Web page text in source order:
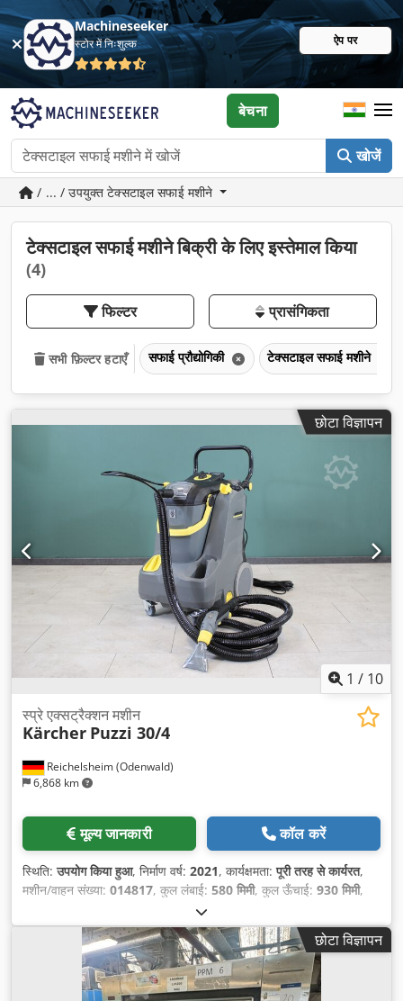
Machineseeker
स्टोर में निःशुल्क ऐप पर
खोजें
बेचना
/ ... / उपयुक्त टेक्सटाइल सफाई मशीने
टेक्सटाइल सफाई मशीने बिक्री के लिए इस्तेमाल किया
(4)
फिल्टर प्रासंगिकता
सभी फ़िल्टर हटाएँ सफाई प्रौद्योगिकी टेक्सटाइल सफाई मशीने
छोटा विज्ञापन
1 / 10
Reichelsheim (Odenwald)
6,868 km
स्प्रे एक्सट्रैक्शन मशीन
Kärcher Puzzi 30/4
मूल्य जानकारी कॉल करें
स्थिति:उपयोग किया हुआ, निर्माण वर्ष: 2021, कार्यक्षमता:पूरी तरह से कार्यरत,
मशीन/वाहन संख्या: 014817, कुल लंबाई: 580 मिमी, कुल ऊँचाई: 930 मिमी,
26 किग्रा
छोटा विज्ञापन